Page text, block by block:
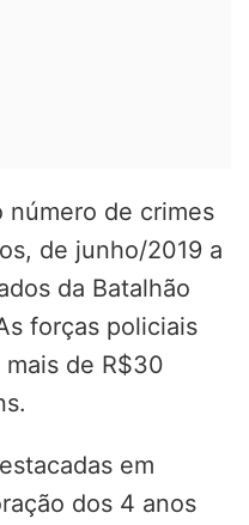
número de crimes
de junho/2019 a
da Batalhão
forças policiais
de R$30
em
dos 4 anos